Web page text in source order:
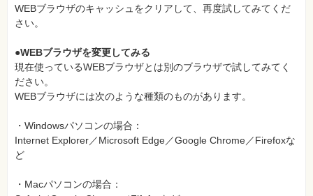
WEBブラウザのキャッシュをクリアして、再度試してみてくだ
さい。
●WEBブラウザを変更してみる
現在使っているWEBブラウザとは別のブラウザで試してみてく
ださい。
WEBブラウザには次のような種類のものがあります。
・Windowsパソコンの場合：
Internet Explorer／Microsoft Edge／Google Chrome／Firefoxな
ど
・Macパソコンの場合：